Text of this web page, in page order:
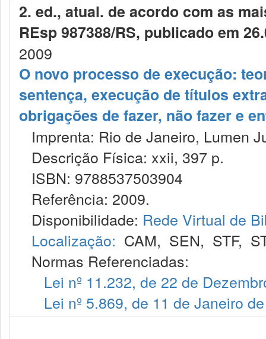
2. ed., atual. de acordo com as
REsp 987388/RS, publicado em
2009
O novo processo de execução:
sentença, execução de títulos
obrigações de fazer, não fazer e
Imprenta: Rio de Janeiro, Lumen
Descrição Física: xxii, 397 p.
ISBN: 9788537503904
Referência: 2009.
Disponibilidade: Rede Virtual de
Localização: CAM, SEN, STF,
Normas Referenciadas:
Lei nº 11.232, de 22 de
Lei nº 5.869, de 11 de Janeiro